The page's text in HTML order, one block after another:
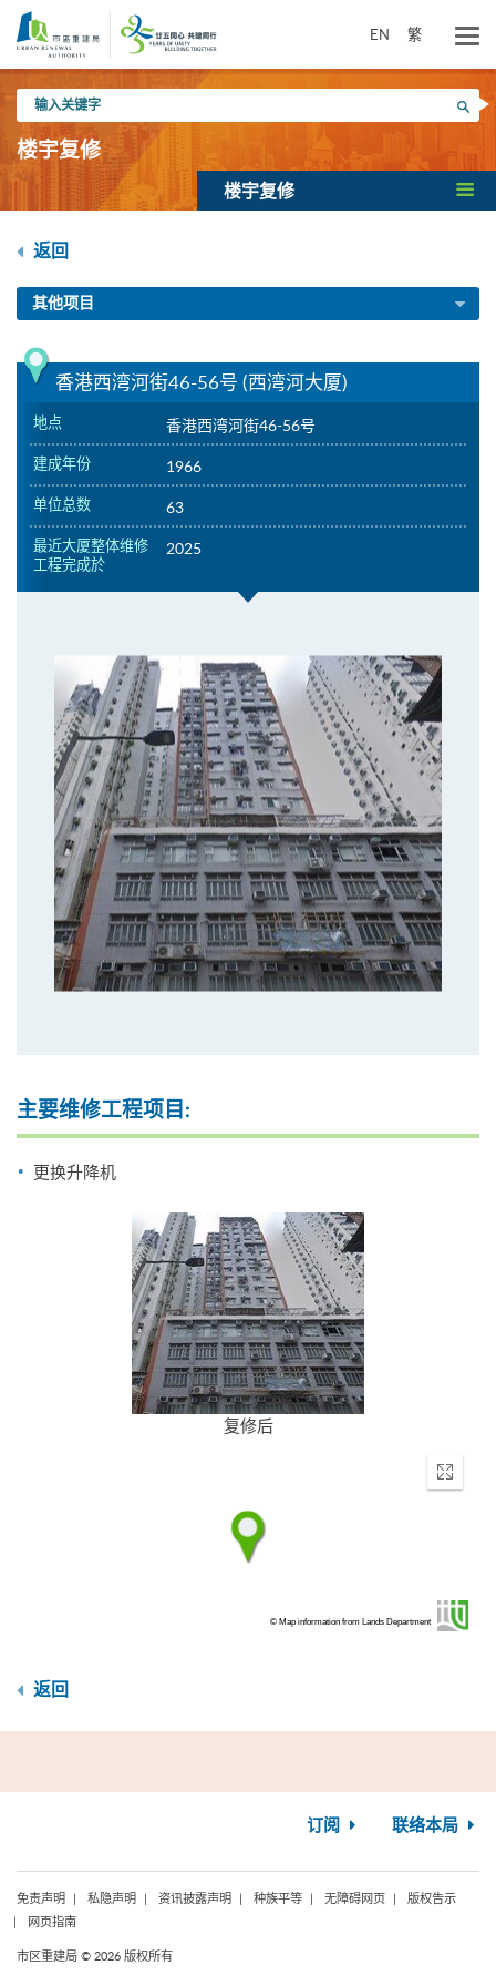
内
EN 繁
入
关
键
搜寻
楼宇复修
楼宇复修
返回
其他项目
香港西湾河街46-56号 (西湾河大厦)
地点 香港西湾河街46-56号
建成年份 1966
单位总数 63
最近大厦整体维修
工程完成於
2025
主要维修工程项目:
更换升降机
复修后
Enter
© Map information from Lands Department
返回
订阅 联络本局
免责声明 私隐声明 资讯披露声明 种族平等 无障碍网页
版权告示
网页指南
市区重建局 © 2026 版权所有